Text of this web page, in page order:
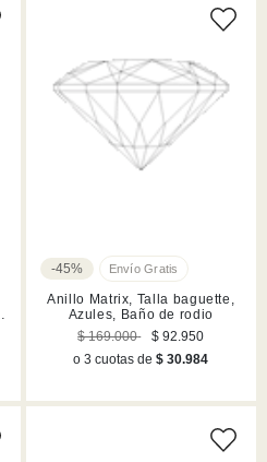
-45%
Anillo Matrix, Talla baguette,
Azules, Baño de rodio
$ 169.000
$ 92.950
o 3 cuotas de$ 30.984